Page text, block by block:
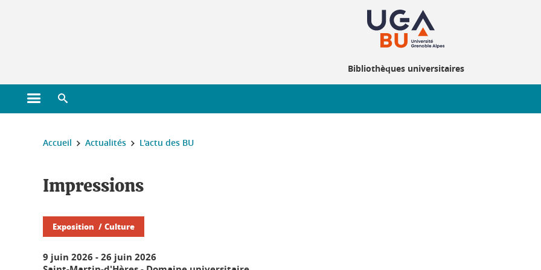
Bibliothèques universitaires
Ouvrir le menu principal
Vous êtes ici :
Accueil Actualités L'actu des BU
Impressions
Exposition Culture
9 juin 2026 -26 juin 2026